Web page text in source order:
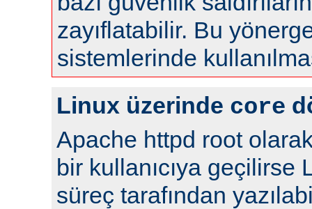
zayıflatabilir. Bu
sistemlerinde
Linux üzerinde core
Apache httpd root
bir kullanıcıya geçilirse
süreç tarafından